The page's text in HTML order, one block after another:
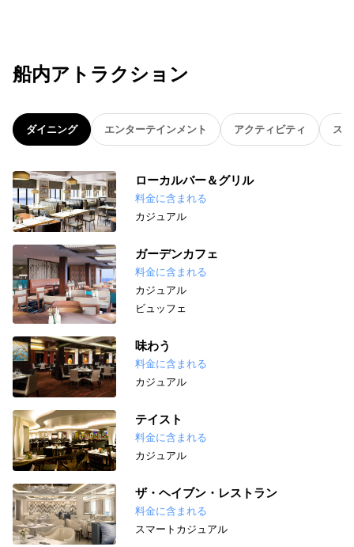
船内アトラクション
ダイニング エンターテインメント アクティビティ ス
ローカルバー＆グリル
料金に含まれる
カジュアル
ガーデンカフェ
料金に含まれる
カジュアル
ビュッフェ
味わう
料金に含まれる
カジュアル
テイスト
料金に含まれる
カジュアル
ザ・ヘイブン・レストラン
料金に含まれる
スマートカジュアル